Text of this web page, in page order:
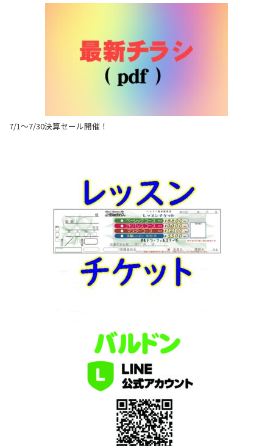
7/1～7/30決算セール開催！